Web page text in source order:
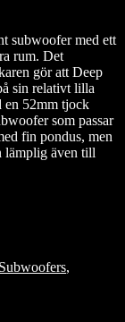
subwoofer med ett
rum. Det
gör att Deep
sin relativt lilla
en 52mm tjock
som passar
fin pondus, men
lämplig även till
Subwoofers,